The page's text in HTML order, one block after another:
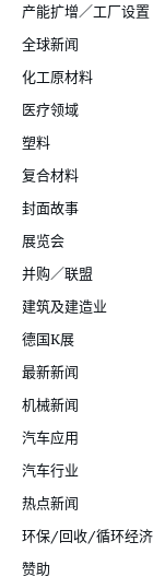
产能扩增／工厂设置
全球新闻
化工原材料
医疗领域
塑料
复合材料
封面故事
展览会
并购／联盟
建筑及建造业
德国K展
最新新闻
机械新闻
汽车应用
汽车行业
热点新闻
环保/回收/循环经济
赞助